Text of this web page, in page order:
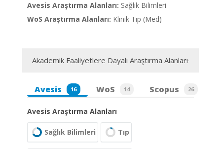
Avesis Araştırma Alanları: Sağlık Bilimleri
WoS Araştırma Alanları: Klinik Tıp (Med)
Akademik Faaliyetlere Dayalı Araştırma Alanları
Avesis 16 WoS 14 Scopus 26
Avesis Araştırma Alanları
Sağlık Bilimleri Tıp